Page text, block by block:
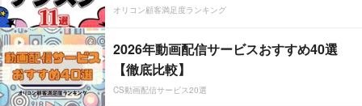
オリコン顧客満足度ランキング
2026年動画配信サービスおすすめ40選
【徹底比較】
CS動画配信サービス20選